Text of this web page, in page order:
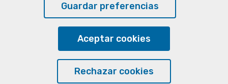
Guardar preferencias
Aceptar cookies
Rechazar cookies